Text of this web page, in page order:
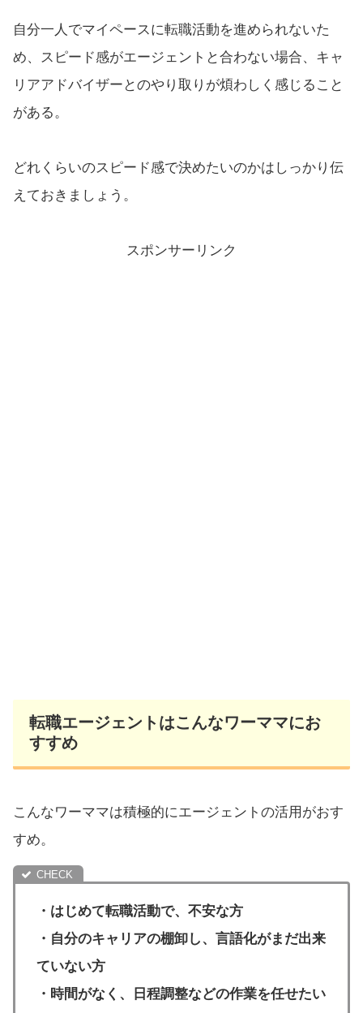
自分一人でマイペースに転職活動を進められないた
め、スピード感がエージェントと合わない場合、キャ
リアアドバイザーとのやり取りが煩わしく感じること
がある。
どれくらいのスピード感で決めたいのかはしっかり伝
えておきましょう。
スポンサーリンク
転職エージェントはこんなワーママにお
すすめ
こんなワーママは積極的にエージェントの活用がおす
すめ。
・はじめて転職活動で、不安な方
・自分のキャリアの棚卸し、言語化がまだ出来
ていない方
・時間がなく、日程調整などの作業を任せたい